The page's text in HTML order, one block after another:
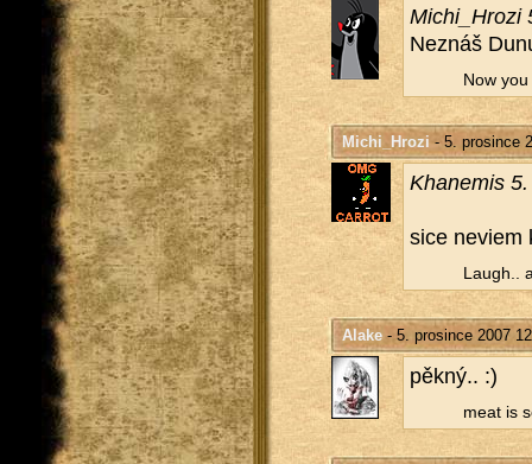
Mi­chi_Hro­zi
Ne­znáš
Now
Michi_Hrozi - 5. prosince
Kha­ne­mis
sice ne­vi­em
Laugh..
Alake- 5. prosince 2007
pěkný.. :)
meat is